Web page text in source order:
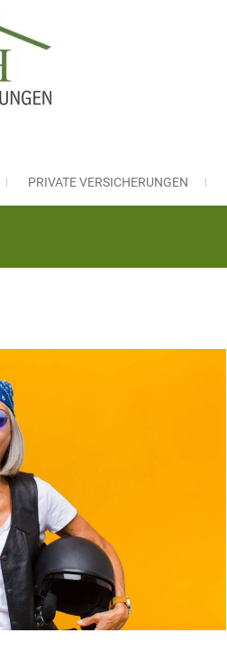
PRIVATE VERSICHERUNGEN